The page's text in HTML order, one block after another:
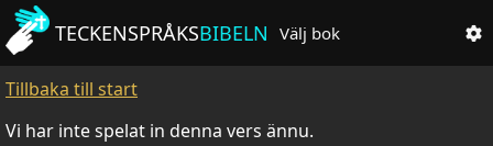
TECKENSPRÅKSBIBELN Välj bok
Tillbaka till start
Vi har inte spelat in denna vers ännu.